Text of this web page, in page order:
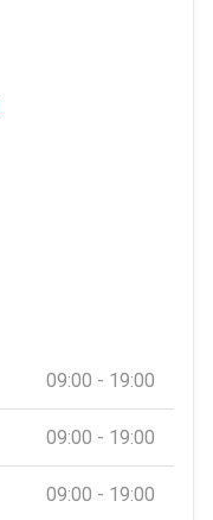
09:00 - 19:00
09:00 - 19:00
09:00 - 19:00